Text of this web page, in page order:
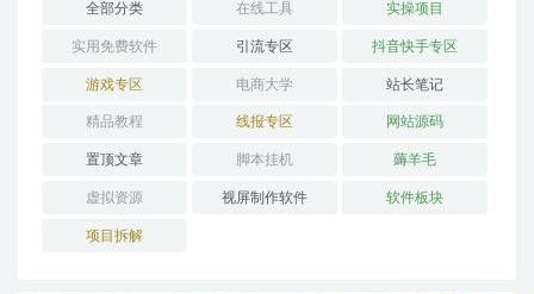
全部分类 在线工具 实操项目
实用免费软件 引流专区 抖音快手专区
游戏专区 电商大学 站长笔记
精品教程 线报专区 网站源码
置顶文章 脚本挂机 薅羊毛
虚拟资源 视屏制作软件 软件板块
项目拆解